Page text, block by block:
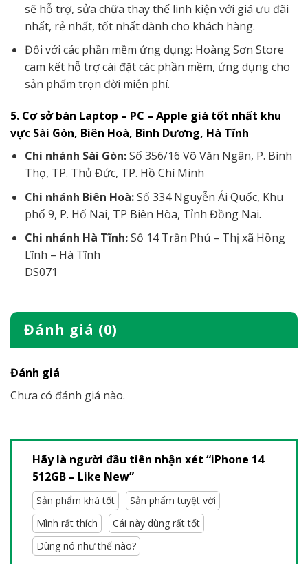
sẽ hỗ trợ, sửa chữa thay thế linh kiện với giá ưu đãi
nhất, rẻ nhất, tốt nhất dành cho khách hàng.
Đối với các phần mềm ứng dụng: Hoàng Sơn Store
cam kết hỗ trợ cài đặt các phần mềm, ứng dụng cho
sản phẩm trọn đời miễn phí.
5. Cơ sở bán Laptop – PC – Apple giá tốt nhất khu
vực Sài Gòn, Biên Hoà, Bình Dương, Hà Tĩnh
Chi nhánh Sài Gòn:Số 356/16 Võ Văn Ngân, P. Bình
Thọ, TP. Thủ Đức, TP. Hồ Chí Minh
Chi nhánh Biên Hoà:Số 334 Nguyễn Ái Quốc, Khu
phố 9, P. Hố Nai, TP Biên Hòa, Tỉnh Đồng Nai.
Chi nhánh Hà Tĩnh:Số 14 Trần Phú – Thị xã Hồng
Lĩnh – Hà Tĩnh
DS071
Đánh giá (0)
Đánh giá
Chưa có đánh giá nào.
Hãy là người đầu tiên nhận xét “iPhone 14
512GB – Like New”
Sản phẩm khá tốt
Sản phẩm tuyệt vời
Mình rất thích
Cái này dùng rất tốt
Dùng nó như thế nào?